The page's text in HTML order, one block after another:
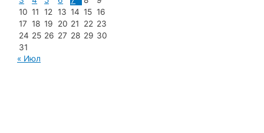
10 11 12 13 14 15 16
17 18 19 20 21 22 23
24 25 26 27 28 29 30
31
« Июл